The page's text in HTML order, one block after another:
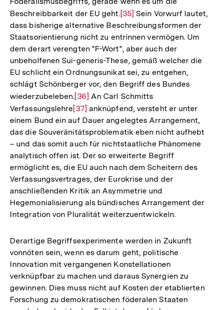
Beschreibbarkeit der EU geht.Zur
Auflösung
der
Fußnote
[35] Sein Vorwurf lautet,
dass bisherige alternative Beschreibungsformen der
Staatsorientierung nicht zu entrinnen vermögen. Um
dem derart verengten "F-Wort", aber auch der
unbeholfenen Sui-generis-These, gemäß welcher die
EU schlicht ein Ordnungsunikat sei, zu entgehen,
schlägt Schönberger vor, den Begriff des Bundes
wiederzubeleben.Zur
Auflösung
der
Fußnote
[36] An Carl Schmitts
VerfassungslehreZur
Auflösung
der
Fußnote
[37] anknüpfend, versteht er unter
einem Bund ein auf Dauer angelegtes Arrangement,
das die Souveränitätsproblematik eben nicht aufhebt
– und das somit auch für nichtstaatliche Phänomene
analytisch offen ist. Der so erweiterte Begriff
ermöglicht es, die EU auch nach dem Scheitern des
Verfassungsvertrages, der Eurokrise und der
anschließenden Kritik an Asymmetrie und
Hegemonialisierung als bündisches Arrangement der
Integration von Pluralität weiterzuentwickeln.
Derartige Begriffsexperimente werden in Zukunft
vonnöten sein, wenn es darum geht, politische
Innovation mit vergangenen Konstellationen
verknüpfbar zu machen und daraus Synergien zu
gewinnen. Dies muss nicht auf Kosten der etablierten
Forschung zu demokratischen föderalen Staaten